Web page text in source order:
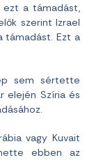
ezt a támadást,
szerint Izrael
támadást. Ezt a
sem sértette
elején Szíria és
vagy Kuvait
ebben az